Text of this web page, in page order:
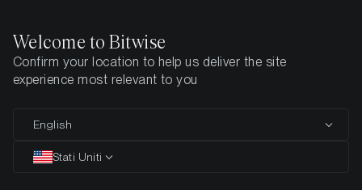
Pagina iniziale Tutti i prodotti
Welcome to Bitwise
Confirm your location to help us deliver the site
experience most relevant to you
English
Stati Uniti